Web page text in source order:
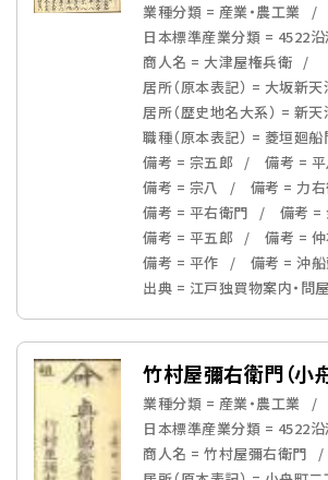
業種分類 = 産業・農工業
日本標準産業分類 = 4522
商人名 = 大津屋権兵衛
居所（原本表記） = 大坂新
居所（歴史地名大系） = 新天
職種（原本表記） = 菱垣廻
備考 = 宗五郎
備考 = 平
備考 = 宗八
備考 = 力
備考 = 平右衛門
備考 =
備考 = 平五郎
備考 =
備考 = 平作
備考 = 沖
出典 = 江戸独買物案内・問
竹村屋彌右衛門（小
業種分類 = 産業・農工業
日本標準産業分類 = 4522
商人名 = 竹村屋彌右衛門